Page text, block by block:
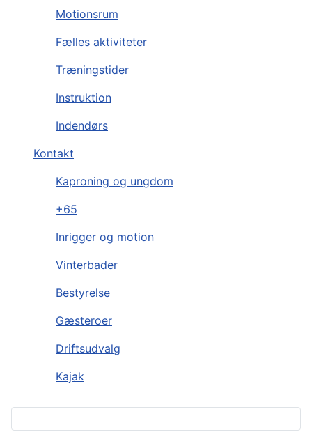
Motionsrum
Fælles aktiviteter
Træningstider
Instruktion
Indendørs
Kontakt
Kaproning og ungdom
+65
Inrigger og motion
Vinterbader
Bestyrelse
Gæsteroer
Driftsudvalg
Kajak